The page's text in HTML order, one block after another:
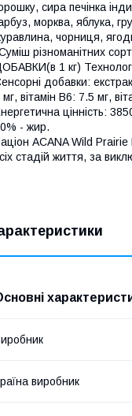
сира печінка
морква, яблука,
чорниця,
різноманітних
1 кг)
добавки:
мг, вітамін B6: 7.5 мг,
цінність:
- жир.
ACANA Wild Prairie
стадій життя, за
виробник